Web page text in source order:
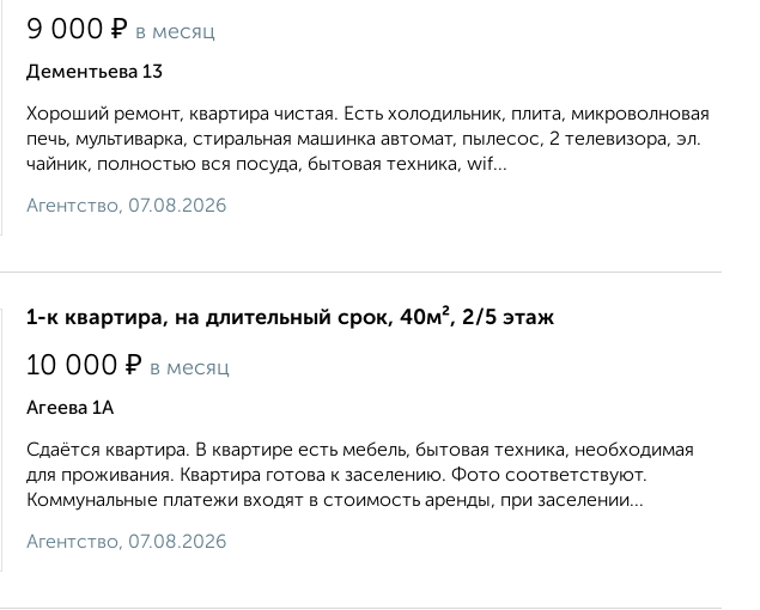
9 000 ₽ в месяц
Дементьева 13
Хороший ремонт, квартира чистая. Есть холодильник, плита, микроволновая
печь, мультиварка, стиральная машинка автомат, пылесос, 2 телевизора, эл.
чайник, полностью вся посуда, бытовая техника, wif...
Агентство, 07.08.2026
1-к квартира, на длительный срок, 40м², 2/5 этаж
10 000 ₽ в месяц
Агеева 1А
Сдаётся квартира. В квартире есть мебель, бытовая техника, необходимая
для проживания. Квартира готова к заселению. Фото соответствуют.
Коммунальные платежи входят в стоимость аренды, при заселении...
Агентство, 07.08.2026